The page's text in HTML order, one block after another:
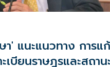
' แนะแนวทาง การแก้
บียนราษฎรและสถาน